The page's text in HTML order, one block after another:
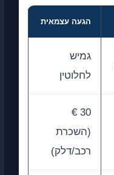
הגעה עצמאית
גמיש
לחלוטין
30 €
(השכרת
רכב/דלק)